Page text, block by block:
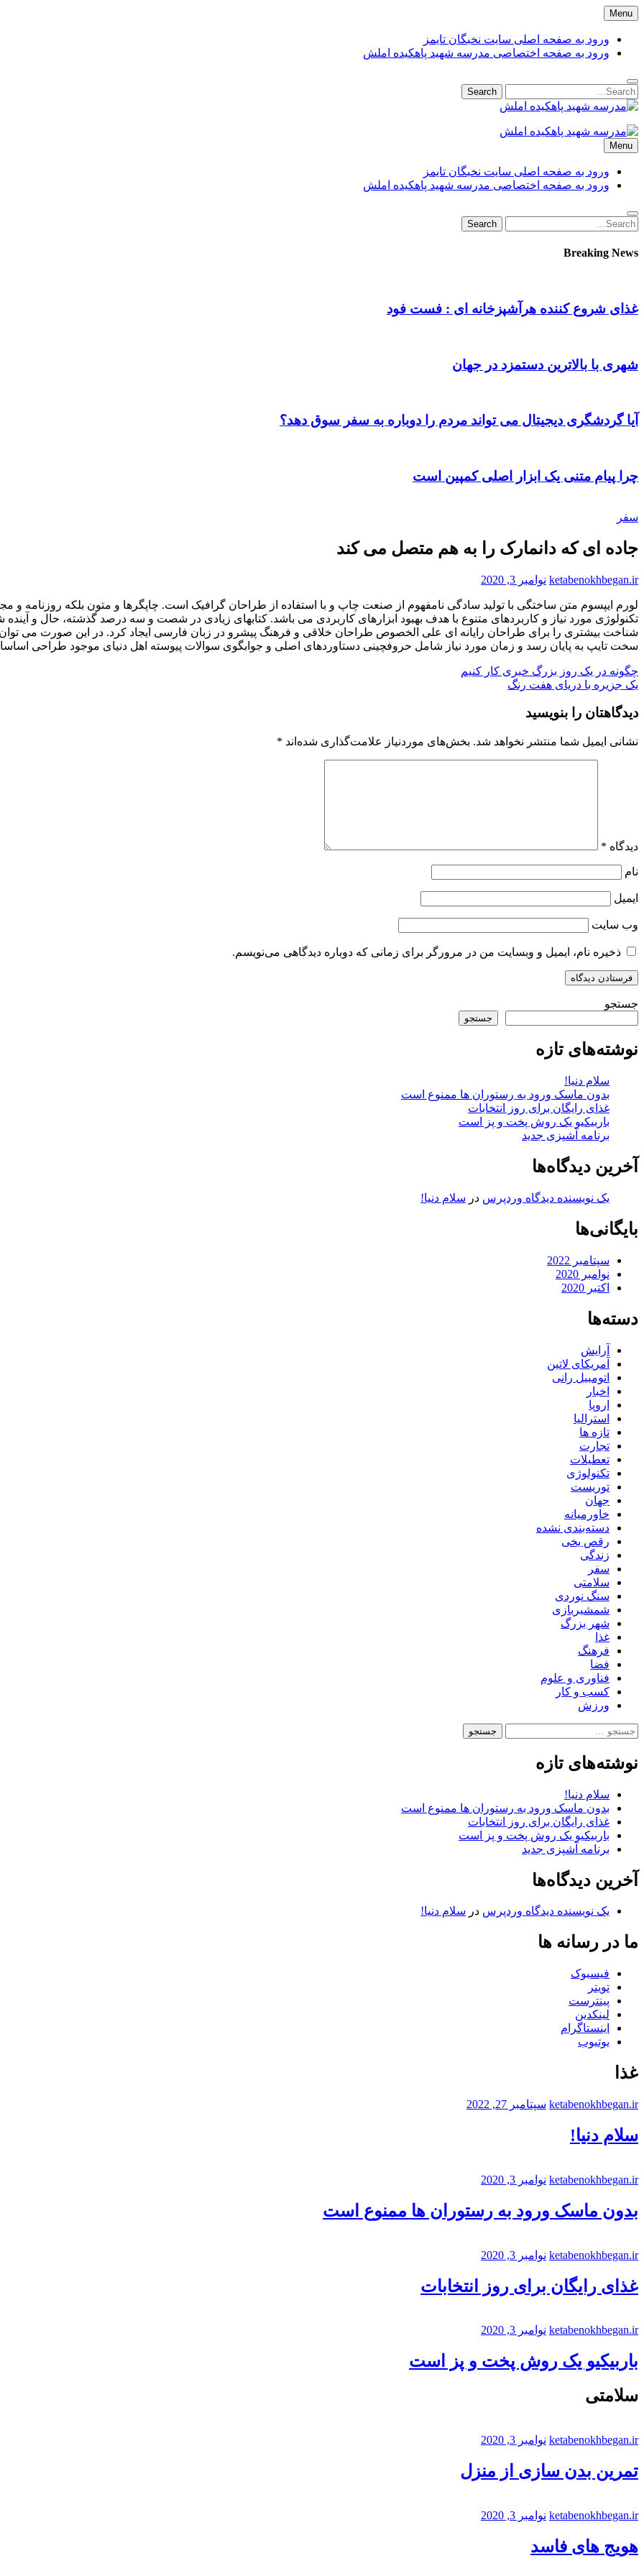
Skip
to
content
Menu
ورود به صفحه اصلی سایت نخبگان تایمز
ورود به صفحه اختصاصی مدرسه شهید پاهکیده املش
Search
for:
Search
مدرسه شهید پاهکیده املش
amlash
Menu
ورود به صفحه اصلی سایت نخبگان تایمز
ورود به صفحه اختصاصی مدرسه شهید پاهکیده املش
Search
for:
Search
Breaking News
غذای شروع کننده هرآشپزخانه ای : فست فود
شهری با بالاترین دستمزد در جهان
آیا گردشگری دیجیتال می تواند مردم را دوباره به سفر سوق دهد؟
چرا پیام متنی یک ابزار اصلی کمپین است
سفر
جاده ای که دانمارک را به هم متصل می کند
ketabenokhbegan.ir نوامبر 3, 2020
لورم ايپسوم متن ساختگی با توليد سادگی نامفهوم از صنعت چاپ و با استفاده از طراحان گرافيک است. چاپگرها و متون بلکه روزنامه
تکنولوژی مورد نياز و کاربردهای متنوع با هدف بهبود ابزارهای کاربردی می باشد. کتابهای زيادی در شصت و سه درصد گذشته، حال و
شناخت بيشتری را برای طراحان رايانه ای علی الخصوص طراحان خلاقی و فرهنگ پيشرو در زبان فارسی ايجاد کرد. در اين صورت می توان
سخت تايپ به پايان رسد و زمان مورد نياز شامل حروفچينی دستاوردهای اصلی و جوابگوی سوالات پيوسته اهل دنيای موجود طراحی اساسا
راهبری
نوشته
چگونه در یک روز بزرگ خبری کار کنیم
یک جزیره با دریای هفت رنگ
دیدگاهتان را بنویسید
نشانی ایمیل شما منتشر نخواهد شد. بخش‌های موردنیاز علامت‌گذاری شده‌اند *
دیدگاه *
نام
ایمیل
وب‌ سایت
ذخیره نام، ایمیل و وبسایت من در مرورگر برای زمانی که دوباره دیدگاهی می‌نویسم.
جستجو
جستجو
نوشته‌های تازه
سلام دنیا!
بدون ماسک ورود به رستوران ها ممنوع است
غذای رایگان برای روز انتخابات
باربیکیو یک روش پخت و پز است
برنامه آشپزی جدید
آخرین دیدگاه‌ها
یک نویسنده دیدگاه وردپرس در سلام دنیا!
بایگانی‌ها
سپتامبر 2022
نوامبر 2020
اکتبر 2020
دسته‌ها
آرایش
آمریکای لاتین
اتومبیل رانی
اخبار
اروپا
استرالیا
تازه ها
تجارت
تعطیلات
تکنولوژی
توریست
جهان
خاورمیانه
دسته‌بندی نشده
رقص یخی
زندگی
سفر
سلامتی
سنگ نوردی
شمشیربازی
شهر بزرگ
غذا
فرهنگ
فضا
فناوری و علوم
کسب و کار
ورزش
جستجو
نوشته‌های تازه
سلام دنیا!
بدون ماسک ورود به رستوران ها ممنوع است
غذای رایگان برای روز انتخابات
باربیکیو یک روش پخت و پز است
برنامه آشپزی جدید
آخرین دیدگاه‌ها
یک نویسنده دیدگاه وردپرس در سلام دنیا!
ما در رسانه ها
فیسبوک
تویتر
پینترست
لینکدین
اینستاگرام
یوتیوب
غذا
ketabenokhbegan.ir سپتامبر 27, 2022
سلام دنیا!
ketabenokhbegan.ir نوامبر 3, 2020
بدون ماسک ورود به رستوران ها ممنوع است
ketabenokhbegan.ir نوامبر 3, 2020
غذای رایگان برای روز انتخابات
ketabenokhbegan.ir نوامبر 3, 2020
باربیکیو یک روش پخت و پز است
سلامتی
ketabenokhbegan.ir نوامبر 3, 2020
تمرین بدن سازی از منزل
ketabenokhbegan.ir نوامبر 3, 2020
هویج های فاسد